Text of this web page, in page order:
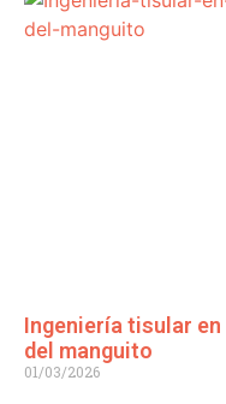
Ingeniería tisular
del manguito
01/03/2026